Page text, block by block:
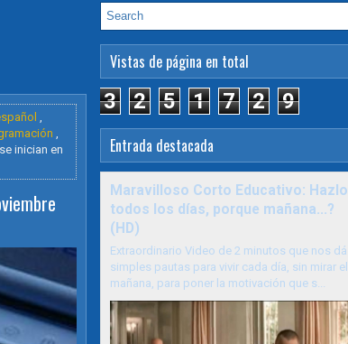
,
,
inician en
Vistas de página en total
3 2 5 1 7 2 9
Entrada destacada
Maravilloso Corto Educativo: Hazlo
todos los días, porque mañana...?
(HD)
Extraordinario Video de 2 minutos que nos dá
simples pautas para vivir cada día, sin mirar el
mañana, para poner la motivación que s...